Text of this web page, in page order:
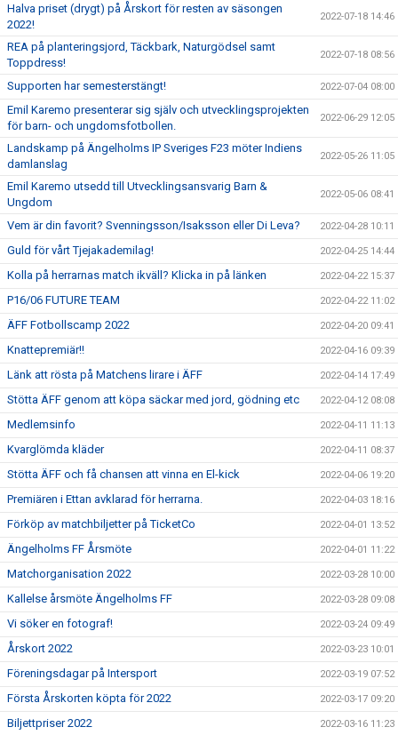
Halva priset (drygt) på Årskort för resten av säsongen
2022!
2022-07-18 14:46
REA på planteringsjord, Täckbark, Naturgödsel samt
Toppdress!
2022-07-18 08:56
Supporten har semesterstängt! 2022-07-04 08:00
Emil Karemo presenterar sig själv och utvecklingsprojekten
för barn- och ungdomsfotbollen.
2022-06-29 12:05
Landskamp på Ängelholms IP Sveriges F23 möter Indiens
damlanslag
2022-05-26 11:05
Emil Karemo utsedd till Utvecklingsansvarig Barn &
Ungdom
2022-05-06 08:41
Vem är din favorit? Svenningsson/Isaksson eller Di Leva? 2022-04-28 10:11
Guld för vårt Tjejakademilag! 2022-04-25 14:44
Kolla på herrarnas match ikväll? Klicka in på länken 2022-04-22 15:37
P16/06 FUTURE TEAM 2022-04-22 11:02
ÄFF Fotbollscamp 2022 2022-04-20 09:41
Knattepremiär!! 2022-04-16 09:39
Länk att rösta på Matchens lirare i ÄFF 2022-04-14 17:49
Stötta ÄFF genom att köpa säckar med jord, gödning etc 2022-04-12 08:08
Medlemsinfo 2022-04-11 11:13
Kvarglömda kläder 2022-04-11 08:37
Stötta ÄFF och få chansen att vinna en El-kick 2022-04-06 19:20
Premiären i Ettan avklarad för herrarna. 2022-04-03 18:16
Förköp av matchbiljetter på TicketCo 2022-04-01 13:52
Ängelholms FF Årsmöte 2022-04-01 11:22
Matchorganisation 2022 2022-03-28 10:00
Kallelse årsmöte Ängelholms FF 2022-03-28 09:08
Vi söker en fotograf! 2022-03-24 09:49
Årskort 2022 2022-03-23 10:01
Föreningsdagar på Intersport 2022-03-19 07:52
Första Årskorten köpta för 2022 2022-03-17 09:20
Biljettpriser 2022 2022-03-16 11:23